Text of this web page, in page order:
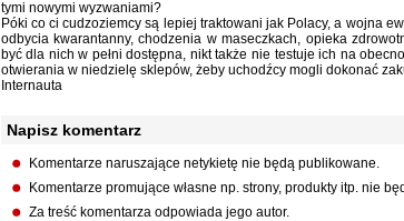
tymi nowymi wyzwaniami?
Póki co ci cudzoziemcy są lepiej traktowani jak Polacy, a wojna
odbycia kwarantanny, chodzenia w maseczkach, opieka
być dla nich w pełni dostępna, nikt także nie testuje ich na
otwierania w niedzielę sklepów, żeby uchodźcy mogli dokonać
Internauta
Napisz komentarz
Komentarze naruszające netykietę nie będą publikowane.
Komentarze promujące własne np. strony, produkty itp. nie
Za treść komentarza odpowiada jego autor.